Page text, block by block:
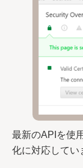
最新のAPIを使
化に対応してい